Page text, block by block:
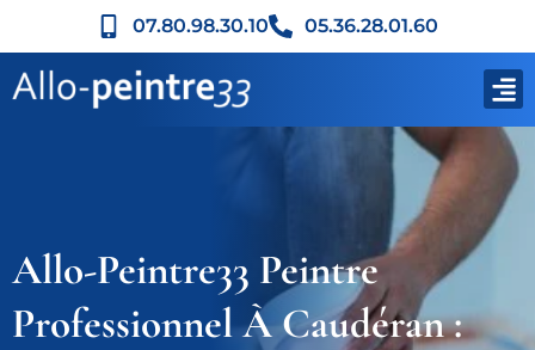
07.80.98.30.10 05.36.28.01.60
Allo-Peintre33 Peintre
Professionnel À Caudéran :